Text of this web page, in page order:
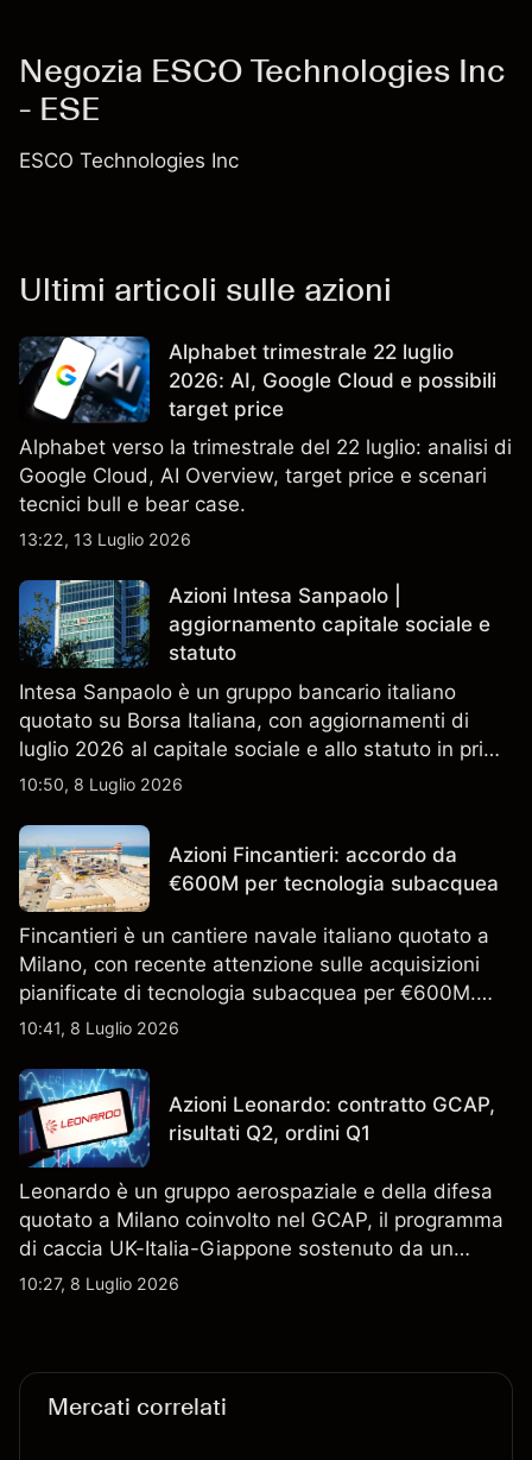
Negozia ESCO Technologies Inc
- ESE
ESCO Technologies Inc
Ultimi articoli sulle azioni
Alphabet trimestrale 22 luglio
2026: AI, Google Cloud e possibili
target price
Alphabet verso la trimestrale del 22 luglio: analisi di
Google Cloud, AI Overview, target price e scenari
tecnici bull e bear case.
13:22, 13 Luglio 2026
Azioni Intesa Sanpaolo |
aggiornamento capitale sociale e
statuto
Intesa Sanpaolo è un gruppo bancario italiano
quotato su Borsa Italiana, con aggiornamenti di
luglio 2026 al capitale sociale e allo statuto in primo
piano. Esplora i target price ISP di terze parti e
un indicatore affidabile dei risultati futuri.
10:50, 8 Luglio 2026
Azioni Fincantieri: accordo da
€600M per tecnologia subacquea
Fincantieri è un cantiere navale italiano quotato a
Milano, con recente attenzione sulle acquisizioni
pianificate di tecnologia subacquea per €600M.
Scopri i target di prezzo FCT di terze parti e l'analisi
indicatore affidabile dei risultati futuri.
10:41, 8 Luglio 2026
Azioni Leonardo: contratto GCAP,
risultati Q2, ordini Q1
Leonardo è un gruppo aerospaziale e della difesa
quotato a Milano coinvolto nel GCAP, il programma
di caccia UK-Italia-Giappone sostenuto da un
contratto da 4,6 miliardi di sterline. I risultati
10:27, 8 Luglio 2026
Mercati correlati